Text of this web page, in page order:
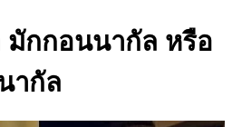
มักกอนนากัล หรือ
ากัล